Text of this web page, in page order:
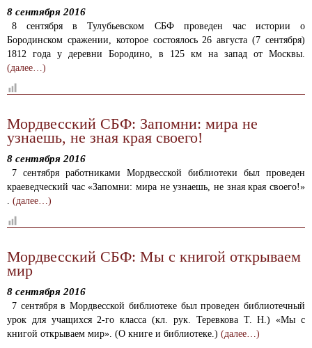
8 сентября 2016
8 сентября в Тулубьевском СБФ проведен час истории о
Бородинском сражении, которое состоялось 26 августа (7 сентября)
1812 года у деревни Бородино, в 125 км на запад от Москвы.
(далее…)
Мордвесский СБФ: Запомни: мира не
узнаешь, не зная края своего!
8 сентября 2016
7 сентября работниками Мордвесской библиотеки был проведен
краеведческий час «Запомни: мира не узнаешь, не зная края своего!»
. (далее…)
Мордвесский СБФ: Мы с книгой открываем
мир
8 сентября 2016
7 сентября в Мордвесской библиотеке был проведен библиотечный
урок для учащихся 2-го класса (кл. рук. Теревкова Т. Н.) «Мы с
книгой открываем мир». (О книге и библиотеке.) (далее…)